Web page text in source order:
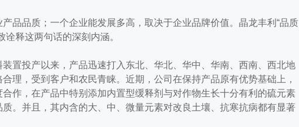
品质；一个企业能发展多高，取决于企业品牌价值。晶龙丰利“品质
释这两句话的深刻内涵。
投产以来，产品迅速打入东北、华北、华中、华南、西南、西北地
理，受到客户和农民青睐。近期，公司在保持产品原有优势基础上，
作，在产品中特别添加内置型缓释剂与对作物生长十分有利的硫元素
。并且，其内含的大、中、微量元素对改良土壤、抗寒抗病都有显著